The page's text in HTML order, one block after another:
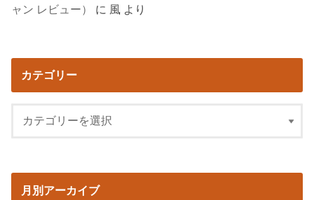
ャン レビュー）
に 風 より
カテゴリー
月別アーカイブ